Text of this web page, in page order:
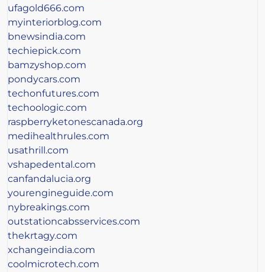
ufagold666.com
myinteriorblog.com
bnewsindia.com
techiepick.com
bamzyshop.com
pondycars.com
techonfutures.com
techoologic.com
raspberryketonescanada.org
medihealthrules.com
usathrill.com
vshapedental.com
canfandalucia.org
yourengineguide.com
nybreakings.com
outstationcabsservices.com
thekrtagy.com
xchangeindia.com
coolmicrotech.com